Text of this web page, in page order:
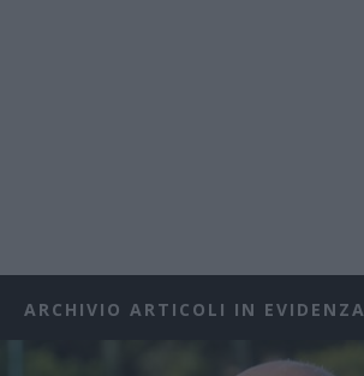
ARCHIVIO ARTICOLI IN EVIDENZA